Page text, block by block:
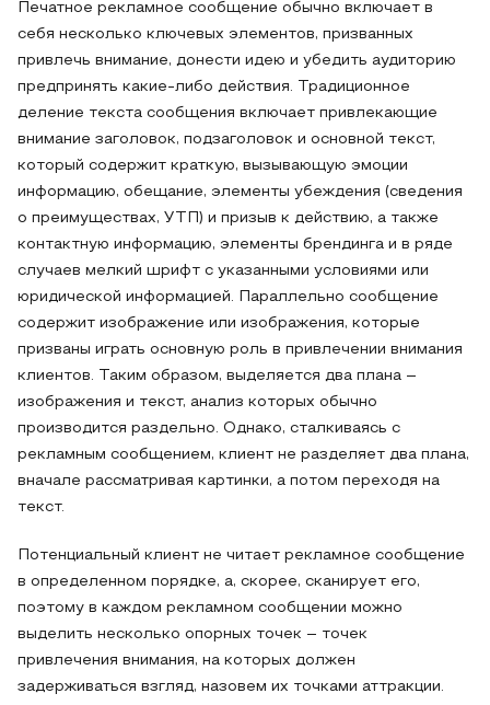
Печатное рекламное сообщение обычно включает в
себя несколько ключевых элементов, призванных
привлечь внимание, донести идею и убедить аудиторию
предпринять какие-либо действия. Традиционное
деление текста сообщения включает привлекающие
внимание заголовок, подзаголовок и основной текст,
который содержит краткую, вызывающую эмоции
информацию, обещание, элементы убеждения (сведения
о преимуществах, УТП) и призыв к действию, а также
контактную информацию, элементы брендинга и в ряде
случаев мелкий шрифт с указанными условиями или
юридической информацией. Параллельно сообщение
содержит изображение или изображения, которые
призваны играть основную роль в привлечении внимания
клиентов. Таким образом, выделяется два плана –
изображения и текст, анализ которых обычно
производится раздельно. Однако, сталкиваясь с
рекламным сообщением, клиент не разделяет два плана,
вначале рассматривая картинки, а потом переходя на
текст.
Потенциальный клиент не читает рекламное сообщение
в определенном порядке, а, скорее, сканирует его,
поэтому в каждом рекламном сообщении можно
выделить несколько опорных точек – точек
привлечения внимания, на которых должен
задерживаться взгляд, назовем их точками аттракции.